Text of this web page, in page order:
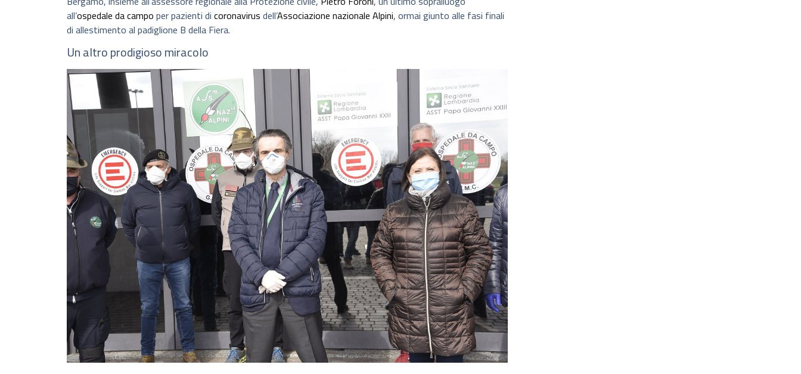
all’ospedale da campo per pazienti di coronavirus dell’Associazione nazionale Alpini, ormai giunto alle fasi finali
di allestimento al padiglione B della Fiera.
Un altro prodigioso miracolo